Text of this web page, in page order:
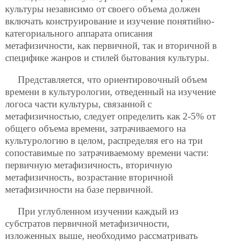
культуры независимо от своего объема должен
включать конструирование и изучение понятийно-
категориального аппарата описания
метафизичности, как первичной, так и вторичной в
специфике жанров и стилей бытования культуры.
Представляется, что ориентировочный объем
времени в культурологии, отведенный на изучение
логоса части культуры, связанной с
метафизичностью, следует определить как 2-5% от
общего объема времени, затрачиваемого на
культурологию в целом, распределяя его на три
сопоставимые по затрачиваемому времени части:
первичную метафизичность, вторичную
метафизичность, возрастание вторичной
метафизичности на базе первичной.
При углубленном изучении каждый из
субстратов первичной метафизичности,
изложенных выше, необходимо рассматривать